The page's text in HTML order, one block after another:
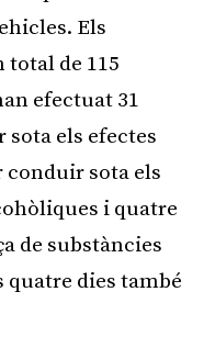
Els
de 115
efectuat 31
sota els efectes
conduir sota els
i quatre
de substàncies
quatre dies també